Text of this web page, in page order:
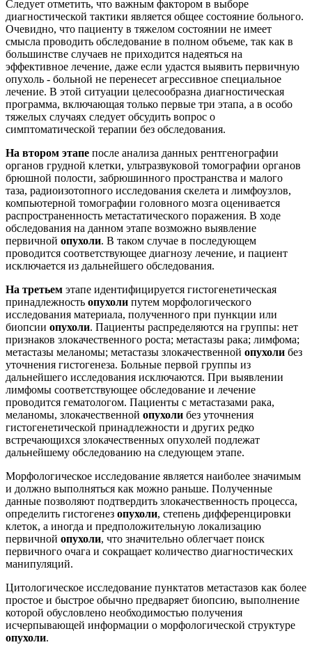
Следует отметить, что важным фактором в выборе
диагностической тактики является общее состояние больного.
Очевидно, что пациенту в тяжелом состоянии не имеет
смысла проводить обследование в полном объеме, так как в
большинстве случаев не приходится надеяться на
эффективное лечение, даже если удастся выявить первичную
опухоль - больной не перенесет агрессивное специальное
лечение. В этой ситуации целесообразна диагностическая
программа, включающая только первые три этапа, а в особо
тяжелых случаях следует обсудить вопрос о
симптоматической терапии без обследования.
На втором этапе после анализа данных рентгенографии
органов грудной клетки, ультразвуковой томографии органов
брюшной полости, забрюшинного пространства и малого
таза, радиоизотопного исследования скелета и лимфоузлов,
компьютерной томографии головного мозга оценивается
распространенность метастатического поражения. В ходе
обследования на данном этапе возможно выявление
первичной опухоли. В таком случае в последующем
проводится соответствующее диагнозу лечение, и пациент
исключается из дальнейшего обследования.
На третьем этапе идентифицируется гистогенетическая
принадлежность опухоли путем морфологического
исследования материала, полученного при пункции или
биопсии опухоли. Пациенты распределяются на группы: нет
признаков злокачественного роста; метастазы рака; лимфома;
метастазы меланомы; метастазы злокачественной опухоли без
уточнения гистогенеза. Больные первой группы из
дальнейшего исследования исключаются. При выявлении
лимфомы соответствующее обследование и лечение
проводится гематологом. Пациенты с метастазами рака,
меланомы, злокачественной опухоли без уточнения
гистогенетической принадлежности и других редко
встречающихся злокачественных опухолей подлежат
дальнейшему обследованию на следующем этапе.
Морфологическое исследование является наиболее значимым
и должно выполняться как можно раньше. Полученные
данные позволяют подтвердить злокачественность процесса,
определить гистогенез опухоли, степень дифференцировки
клеток, а иногда и предположительную локализацию
первичной опухоли, что значительно облегчает поиск
первичного очага и сокращает количество диагностических
манипуляций.
Цитологическое исследование пунктатов метастазов как более
простое и быстрое обычно предваряет биопсию, выполнение
которой обусловлено необходимостью получения
исчерпывающей информации о морфологической структуре
опухоли.